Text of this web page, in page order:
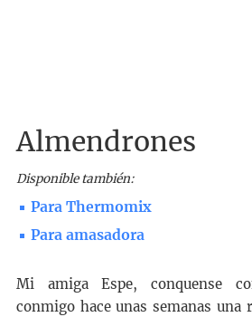
Almendrones
Disponible también:
Para Thermomix
Para amasadora
Mi amiga Espe, conquense
conmigo hace unas semanas una